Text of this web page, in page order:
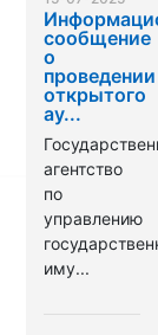
сообщение
о
проведении
открытого
ау...
агентство
по
управлению
иму...